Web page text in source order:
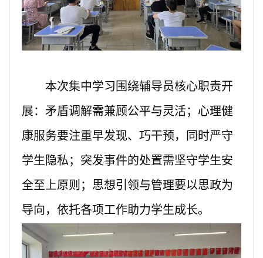
本次集中学习围绕辅导员核心职责开
展：矛盾调解需兼顾公平与灵活；心理健
康服务要注重早发现、巧干预，同时严守
学生隐私；突发事件的处置需坚守学生安
全至上原则；思想引领与管理要以思政为
导向，依托各项工作助力学生成长。